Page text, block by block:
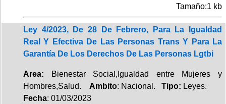
Tamaño:1 kb
Ley 4/2023, De 28 De Febrero, Para La Igualdad
Real Y Efectiva De Las Personas Trans Y Para La
Garantía De Los Derechos De Las Personas Lgtbi
Area: Bienestar Social,Igualdad entre Mujeres y
Hombres,Salud. Ambito: Nacional. Tipo: Leyes.
Fecha: 01/03/2023